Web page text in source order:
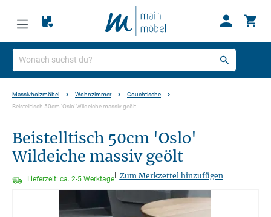
Massivholzmöbel Wohnzimmer
Couchtische
Beistelltisch 50cm 'Oslo' Wildeiche massiv geölt
Beistelltisch 50cm 'Oslo'
Wildeiche massiv geölt
Lieferzeit: ca. 2-5 Werktage Zum Merkzettel hinzufügen
Bildergalerie überspringen